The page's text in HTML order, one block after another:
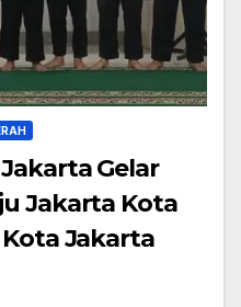
Gelar
Jakarta Kota
Kota Jakarta